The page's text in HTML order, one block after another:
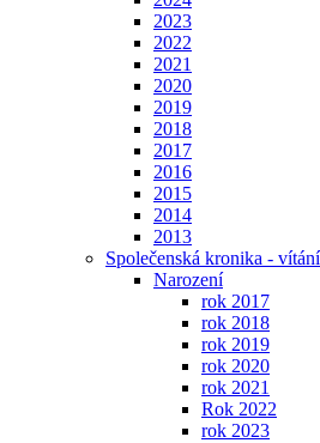
2023
2022
2021
2020
2019
2018
2017
2016
2015
2014
2013
Společenská kronika -
Narození
rok 2017
rok 2018
rok 2019
rok 2020
rok 2021
Rok 2022
rok 2023